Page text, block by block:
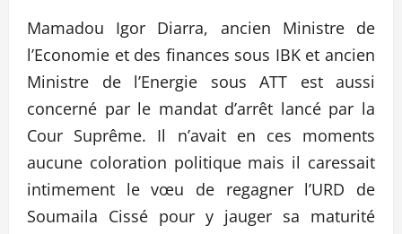
Mamadou Igor Diarra, ancien Ministre de
l’Economie et des finances sous IBK et ancien
Ministre de l’Energie sous ATT est aussi
concerné par le mandat d’arrêt lancé par la
Cour Suprême. Il n’avait en ces moments
aucune coloration politique mais il caressait
intimement le vœu de regagner l’URD de
Soumaila Cissé pour y jauger sa maturité